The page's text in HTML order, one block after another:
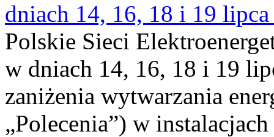
dniach 14, 16, 18 i 19
Polskie Sieci
w dniach 14, 16, 18 i 19
zaniżenia wytwarzania
„Polecenia”) w